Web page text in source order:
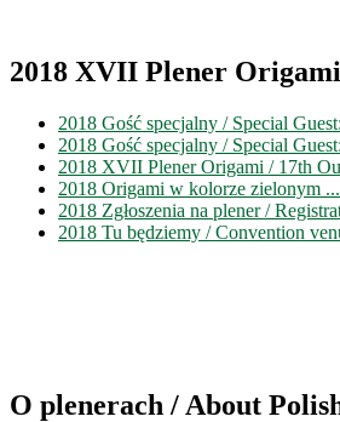
2018 XVII Plener
2018 Gość specjalny / Special
2018 Gość specjalny / Special
2018 XVII Plener Origami / 17th
2018 Origami w kolorze zielonym ...
2018 Zgłoszenia na plener /
2018 Tu będziemy / Convention
O plenerach / About